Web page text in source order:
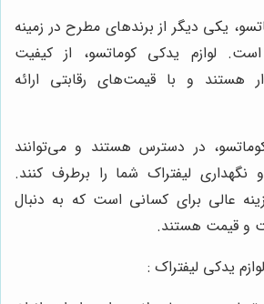
یکی دیگر از برندهای مطرح در زمینه
است. لوازم یدکی کوماتسو، از کیفیت
هستند و با قیمت‌های رقابتی ارائه
در دسترس هستند و می‌توانند
نگهداری لیفتراک شما را برطرف کنند.
عالی برای کسانی است که به دنبال
و قیمت هستند.
یدکی لیفتراک :